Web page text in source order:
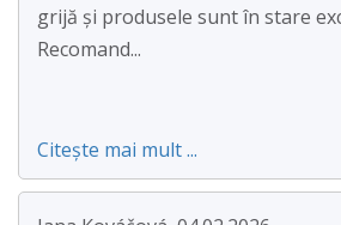
grijă și produsele sunt în stare
Recomand...
Citește mai mult ...